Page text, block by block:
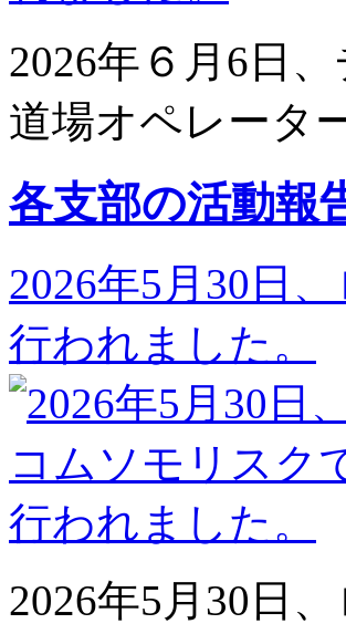
2026年６月6日
道場オペレータ
各支部の活動報
2026年5月30日
行われました。
2026年5月30日